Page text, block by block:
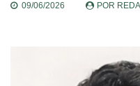
09/06/2026 POR